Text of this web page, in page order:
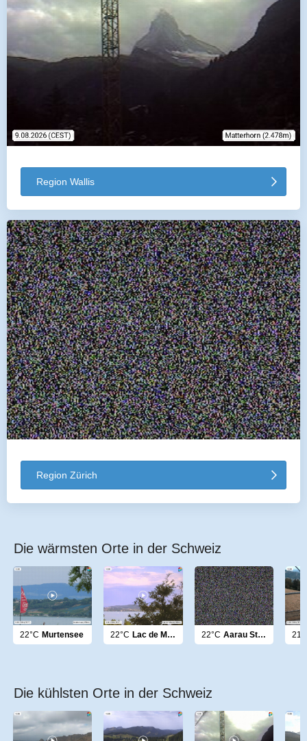
Region Wallis
Region Zürich
Die wärmsten Orte in der Schweiz
22°C Murtensee 22°C Lac de Morat 22°C Aarau Stadtblick
Die kühlsten Orte in der Schweiz